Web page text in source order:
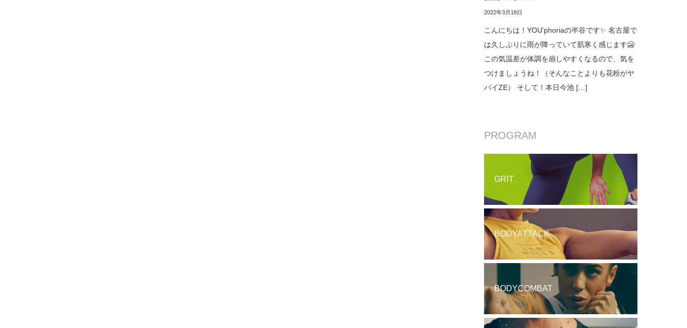
2022年3月18日
こんにちは！YOU’phoriaの半谷です✨ 名古屋で
は久しぶりに雨が降っていて肌寒く感じます🥶
この気温差が体調を崩しやすくなるので、気を
つけましょうね！（そんなことよりも花粉がヤ
バイZE） そして！本日今池 […]
PROGRAM
GRIT
BODYATTACK
BODYCOMBAT